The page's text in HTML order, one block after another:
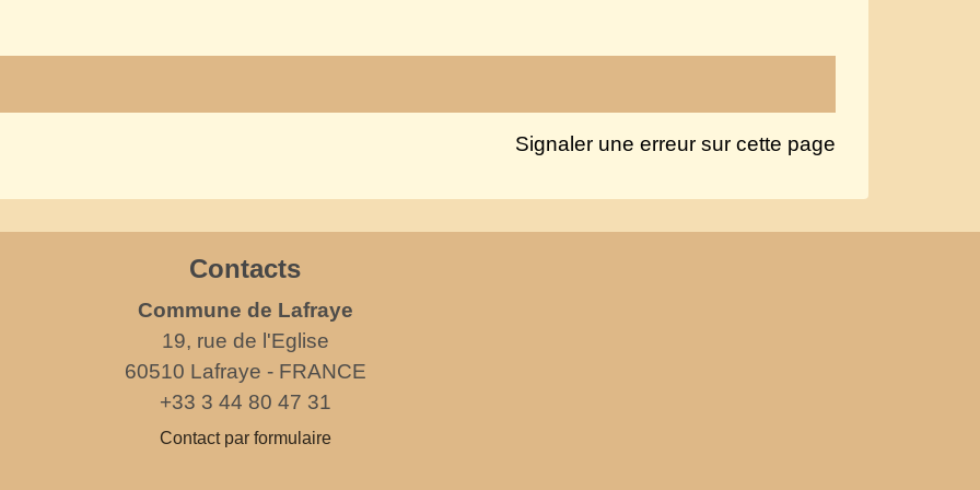
Signaler une erreur sur cette page
Contacts
Commune de Lafraye
19, rue de l'Eglise
60510 Lafraye - FRANCE
+33 3 44 80 47 31
Contact par formulaire